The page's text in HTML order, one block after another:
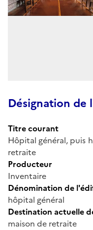
Désignation de
Titre courant
Hôpital général, puis
retraite
Producteur
Inventaire
Dénomination de
hôpital général
Destination actuelle
maison de retraite